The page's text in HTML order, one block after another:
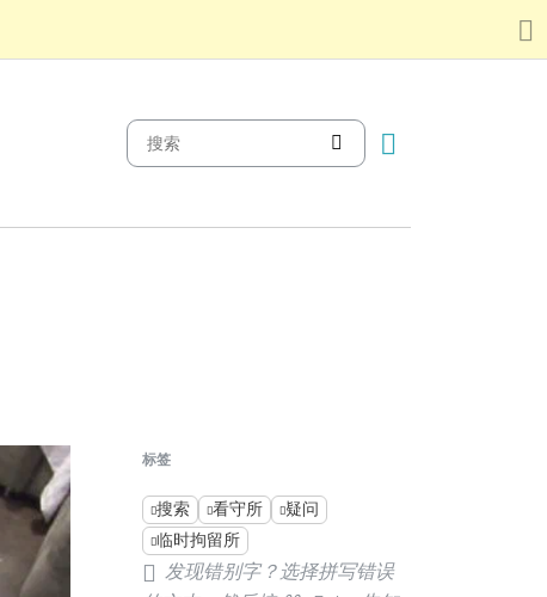
标签
搜索 看守所
疑问
临时拘留所
发现错别字？选择拼写错误